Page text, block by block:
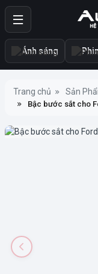
Ánh sáng
Trang chủ Sản
Bậc bước sắt cho